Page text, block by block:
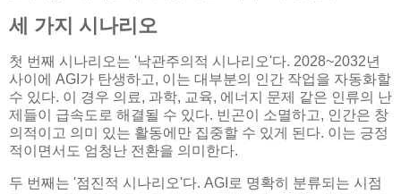
세 가지 시나리오
첫 번째 시나리오는 '낙관주의적 시나리오'다. 2028~2032년
사이에 AGI가 탄생하고, 이는 대부분의 인간 작업을 자동화할
수 있다. 이 경우 의료, 과학, 교육, 에너지 문제 같은 인류의 난
제들이 급속도로 해결될 수 있다. 빈곤이 소멸하고, 인간은 창
의적이고 의미 있는 활동에만 집중할 수 있게 된다. 이는 긍정
적이면서도 엄청난 전환을 의미한다.
두 번째는 '점진적 시나리오'다. AGI로 명확히 분류되는 시점